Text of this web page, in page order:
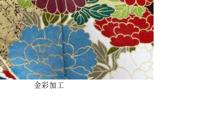
金彩加工